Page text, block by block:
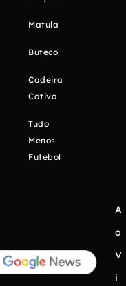
Matula
Buteco
Cadeira
Cativa
Tudo
Menos
Futebol
A
o
V
i